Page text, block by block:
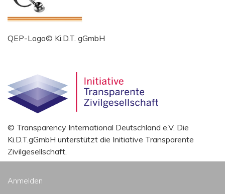
QEP-Logo© Ki.D.T. gGmbH
© Transparency International Deutschland e.V. Die
Ki.D.T.gGmbH unterstützt die Initiative Transparente
Zivilgesellschaft.
Anmelden